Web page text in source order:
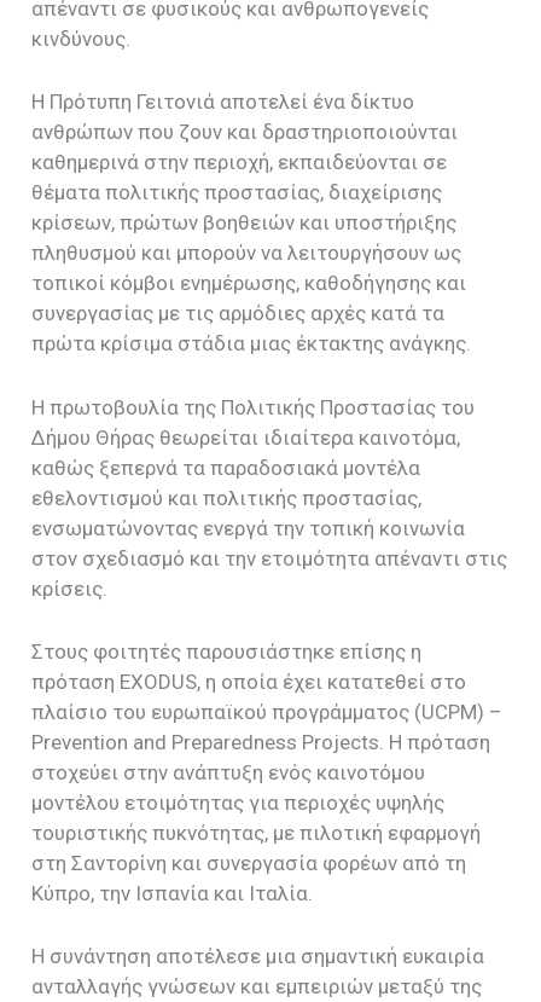
απέναντι σε φυσικούς και ανθρωπογενείς
κινδύνους.
Η Πρότυπη Γειτονιά αποτελεί ένα δίκτυο
ανθρώπων που ζουν και δραστηριοποιούνται
καθημερινά στην περιοχή, εκπαιδεύονται σε
θέματα πολιτικής προστασίας, διαχείρισης
κρίσεων, πρώτων βοηθειών και υποστήριξης
πληθυσμού και μπορούν να λειτουργήσουν ως
τοπικοί κόμβοι ενημέρωσης, καθοδήγησης και
συνεργασίας με τις αρμόδιες αρχές κατά τα
πρώτα κρίσιμα στάδια μιας έκτακτης ανάγκης.
Η πρωτοβουλία της Πολιτικής Προστασίας του
Δήμου Θήρας θεωρείται ιδιαίτερα καινοτόμα,
καθώς ξεπερνά τα παραδοσιακά μοντέλα
εθελοντισμού και πολιτικής προστασίας,
ενσωματώνοντας ενεργά την τοπική κοινωνία
στον σχεδιασμό και την ετοιμότητα απέναντι στις
κρίσεις.
Στους φοιτητές παρουσιάστηκε επίσης η
πρόταση EXODUS, η οποία έχει κατατεθεί στο
πλαίσιο του ευρωπαϊκού προγράμματος (UCPM) –
Prevention and Preparedness Projects. Η πρόταση
στοχεύει στην ανάπτυξη ενός καινοτόμου
μοντέλου ετοιμότητας για περιοχές υψηλής
τουριστικής πυκνότητας, με πιλοτική εφαρμογή
στη Σαντορίνη και συνεργασία φορέων από τη
Κύπρο, την Ισπανία και Ιταλία.
Η συνάντηση αποτέλεσε μια σημαντική ευκαιρία
ανταλλαγής γνώσεων και εμπειριών μεταξύ της